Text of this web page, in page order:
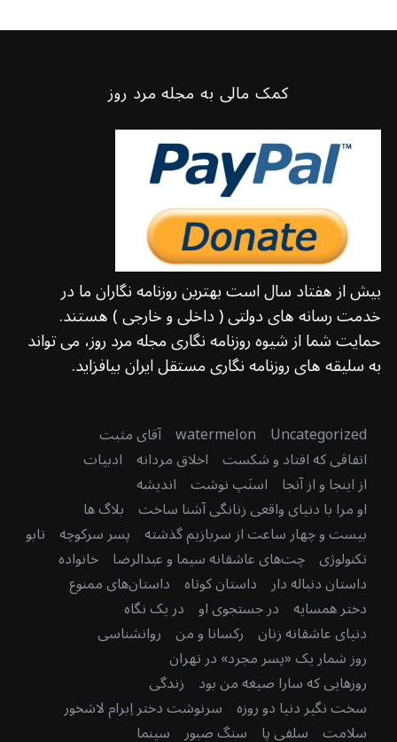
کمک مالی به مجله مرد روز
بیش از هفتاد سال است بهترین روزنامه نگاران ما در
خدمت رسانه های دولتی ( داخلی و خارجی ) هستند.
حمایت شما از شیوه روزنامه نگاری مجله مرد روز، می تواند
به سلیقه های روزنامه نگاری مستقل ایران بیافزاید.
Uncategorized
watermelon آقای مثبت
اتفاقی که افتاد و شکست اخلاق مردانه ادبیات
از اینجا و از آنجا اسنَپ نوشت اندیشه
او مرا با دنیای واقعی زنانگی آشنا ساخت بلاگ ها
بیست و چهار ساعت از سربازیم گذشته پسر سرکوچه تابو
تکنولوژی چت‌های عاشقانه سیما و عبدالرضا خانواده
داستان دنباله دار داستان کوتاه داستان‌های ممنوع
دختر همسایه در جستجوی او در یک نگاه
دنیای عاشقانه زنان رکسانا و من روانشناسی
روز شمار یک «پسر مجرد» در تهران
روزهایی که سارا صیغه من بود زندگی
سخت نگیر دنیا دو روزه سرنوشت دختر اِبرام لاشخور
سلامت سلفی پا سنگ صبور سینما